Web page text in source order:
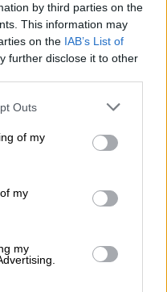
by third parties on the
This information may
on the IAB’s List of
further disclose it to other
one or more Google
You may click to
its third-party tags to
in below Google
Outs
of my
my
my
γίνεται
μέσω τουgov.gr
ekpaideuse/eggr
Εκπαίδευση >
σταθμό >
σταθμό της
(ΔΥΠΑ).